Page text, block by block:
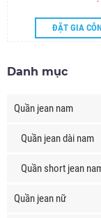
ĐẶT GIA
Danh mục
Quần jean nam
Quần jean dài nam
Quần short jean
Quần jean nữ